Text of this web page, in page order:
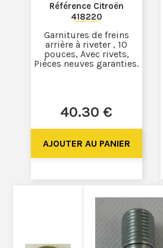
Référence Citroën
418220
40.30 €
Garnitures de freins
arrière à riveter , 10
pouces, Avec rivets,
Pièces neuves garanties.